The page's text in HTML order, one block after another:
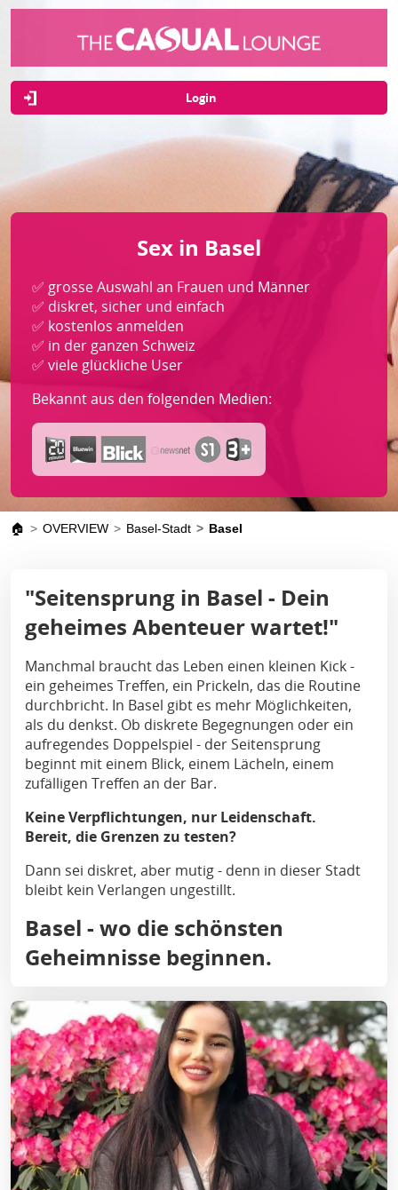
Login
Sex in Basel
✅ grosse Auswahl an Frauen und Männer
✅ diskret, sicher und einfach
✅ kostenlos anmelden
✅ in der ganzen Schweiz
✅ viele glückliche User
Bekannt aus den folgenden Medien:
🏠 OVERVIEW Basel-Stadt Basel
"Seitensprung in Basel - Dein
geheimes Abenteuer wartet!"
Manchmal braucht das Leben einen kleinen Kick -
ein geheimes Treffen, ein Prickeln, das die Routine
durchbricht. In Basel gibt es mehr Möglichkeiten,
als du denkst. Ob diskrete Begegnungen oder ein
aufregendes Doppelspiel - der Seitensprung
beginnt mit einem Blick, einem Lächeln, einem
zufälligen Treffen an der Bar.
Keine Verpflichtungen, nur Leidenschaft.
Bereit, die Grenzen zu testen?
Dann sei diskret, aber mutig - denn in dieser Stadt
bleibt kein Verlangen ungestillt.
Basel - wo die schönsten
Geheimnisse beginnen.